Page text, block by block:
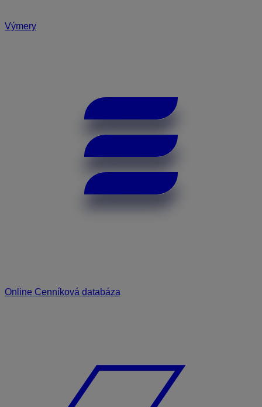
Výmery
Online Cenníková databáza